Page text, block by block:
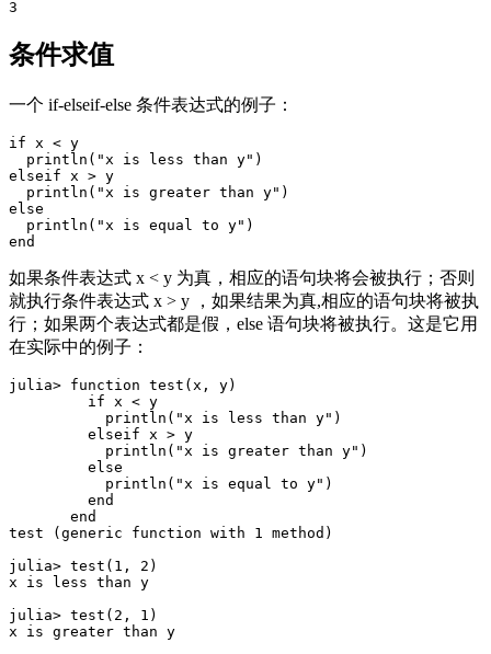
条件求值
一个 if-elseif-else 条件表达式的例子：
if x < y
  println("x is less than y")
elseif x > y
  println("x is greater than y")
else
  println("x is equal to y")
如果条件表达式 x < y 为真，相应的语句块将会被执行；否则
就执行条件表达式 x > y ，如果结果为真,相应的语句块将被执
行；如果两个表达式都是假，else 语句块将被执行。这是它用
在实际中的例子：
julia> function test(x, y)
         if x < y
           println("x is less than y")
         elseif x > y
           println("x is greater than y")
         else
           println("x is equal to y")
         end
       end
test (generic function with 1 method)
julia> test(1, 2)
x is less than y
julia> test(2, 1)
x is greater than y